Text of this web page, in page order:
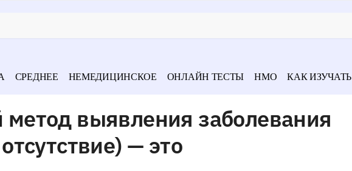
СРЕДНЕЕ НЕМЕДИЦИНСКОЕ ОНЛАЙН ТЕСТЫ НМО КАК ИЗУЧАТЬ
выявления заболевания
— это